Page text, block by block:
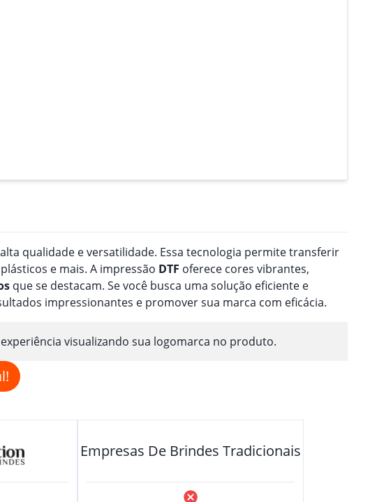
qualidade e versatilidade. Essa tecnologia permite transferir
e mais. A impressão DTF oferece cores vibrantes,
s que se destacam. Se você busca uma solução eficiente e
impressionantes e promover sua marca com eficácia.
visualizando sua logomarca no produto.
Empresas De Brindes Tradicionais